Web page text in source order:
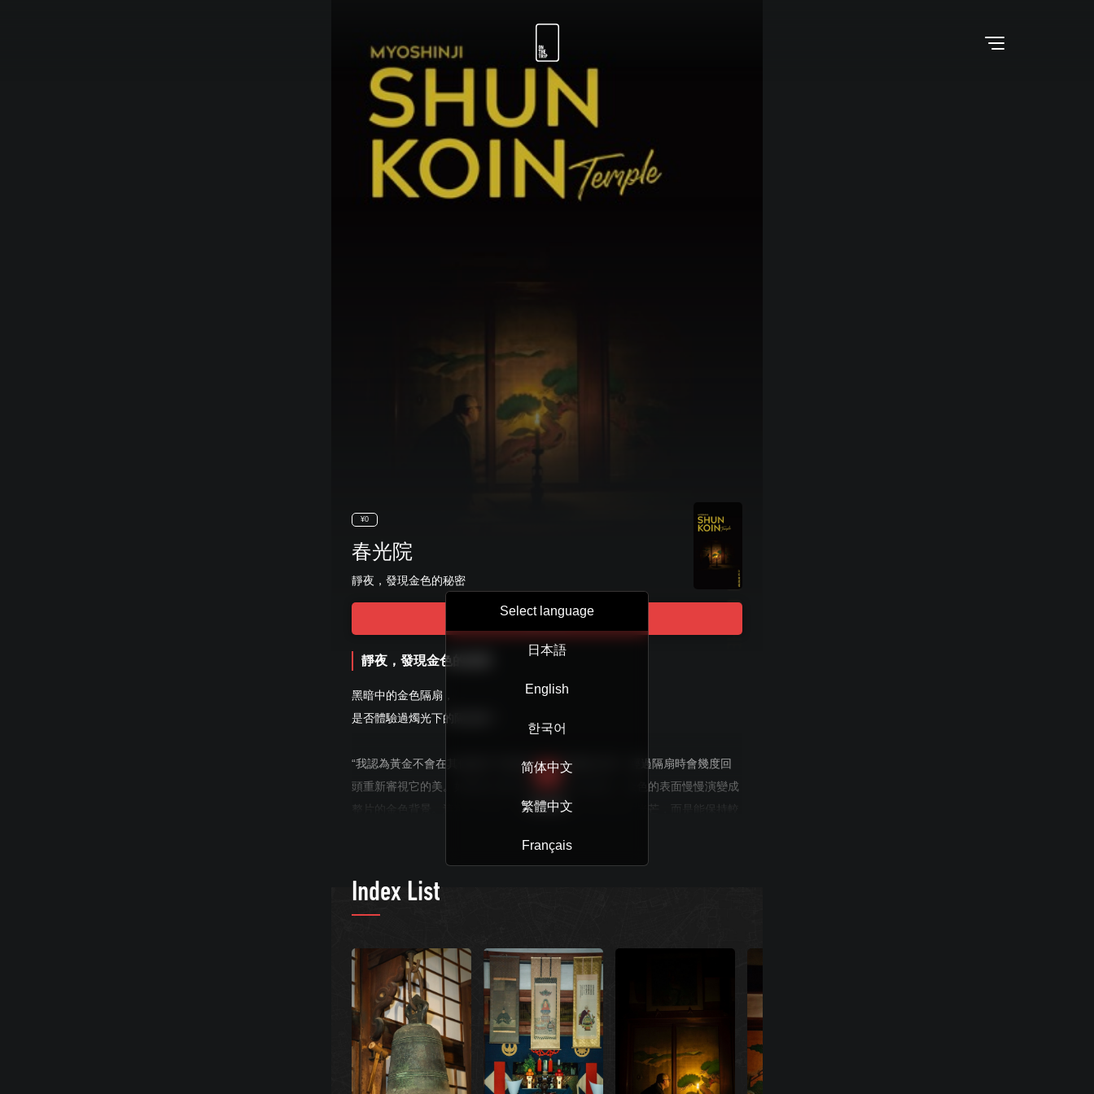
¥0
春光院
靜夜，發現金色的秘密
Tour Start
靜夜，發現金色的秘密
黑暗中的金色隔扇，
是否體驗過燭光下的隔扇畫？
“我認為黃金不會在其他條件下散發出如此美麗的光澤。經過隔扇時會幾度回
頭重新審視它的美。如果從正面向側面移動步伐的話，金色的表面慢慢演變成
整片的金色背景。這種光澤絕不是一閃一閃的那種閃爍的光芒，而是能保持較
波塗在佛像上，或是貼在達官貴人居住的牆壁上的緣由了。”
這是谷崎潤一郎的代表性書籍《陰翳禮贊》中的一節。
現在，人們的生活不僅在晚上就連白天都點著明亮的螢光燈。希望你能想像一
下沒有螢光燈的那個年代，在夜晚的黑暗中蠟光下閃耀著的美麗的金色光芒。
在燭光下呈現的立體效果，如整幅畫裡描繪的草木和動物漸漸浮出表面，而大
片的金色卻成為了柔和的背景色。
春光院里的金色隔扇非常具有特色。讓我們在這裡重新發現“金色”之魅力所在
吧。把觀賞金色隔扇的環境調到原始的狀態的同時，通過川上副住持介紹的春
READ MORE
Index List
Select language
日本語
English
한국어
简体中文
繁體中文
Français